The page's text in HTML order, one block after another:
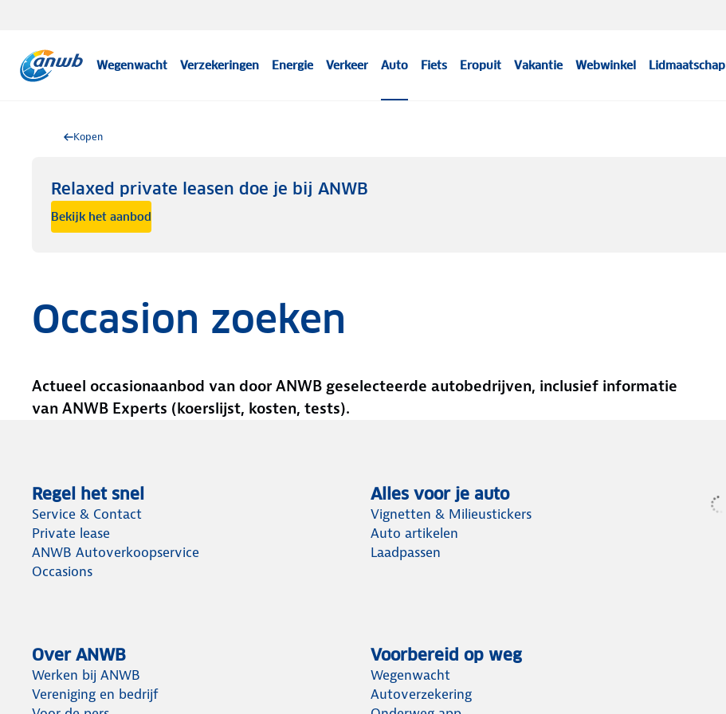
Wegenwacht Verzekeringen Energie Verkeer Auto Fiets Eropuit Vakantie Webwinkel Lidmaatschap
Kopen
Relaxed private leasen doe je bij ANWB
Bekijk het aanbod
Occasion zoeken
Actueel occasionaanbod van door ANWB geselecteerde autobedrijven, inclusief informatie
van ANWB Experts (koerslijst, kosten, tests).
Regel het snel
Service & Contact
Private lease
ANWB Autoverkoopservice
Occasions
Alles voor je auto
Vignetten & Milieustickers
Auto artikelen
Laadpassen
Over ANWB
Werken bij ANWB
Vereniging en bedrijf
Voorbereid op weg
Wegenwacht
Autoverzekering